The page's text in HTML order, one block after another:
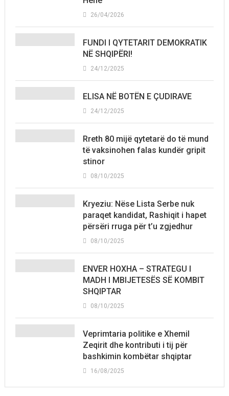
26/04/2026
FUNDI I QYTETARIT DEMOKRATIK
NË SHQIPËRI!
24/12/2025
ELISA NË BOTËN E ÇUDIRAVE
24/12/2025
Rreth 80 mijë qytetarë do të mund
të vaksinohen falas kundër gripit
stinor
08/10/2025
Kryeziu: Nëse Lista Serbe nuk
paraqet kandidat, Rashiqit i hapet
përsëri rruga për t’u zgjedhur
08/10/2025
ENVER HOXHA – STRATEGU I
MADH I MBIJETESËS SË KOMBIT
SHQIPTAR
08/10/2025
Veprimtaria politike e Xhemil
Zeqirit dhe kontributi i tij për
bashkimin kombëtar shqiptar
16/08/2025